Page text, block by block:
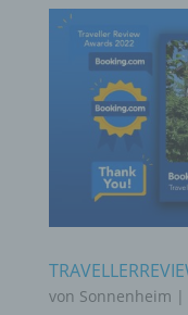
von Sonnenheim |